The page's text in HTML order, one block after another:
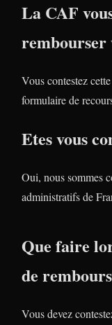
La CAF
rembourser
Vous contestez
formulaire de
Etes vous
Oui, nous sommes
administratifs de
Que faire
de
Vous devez